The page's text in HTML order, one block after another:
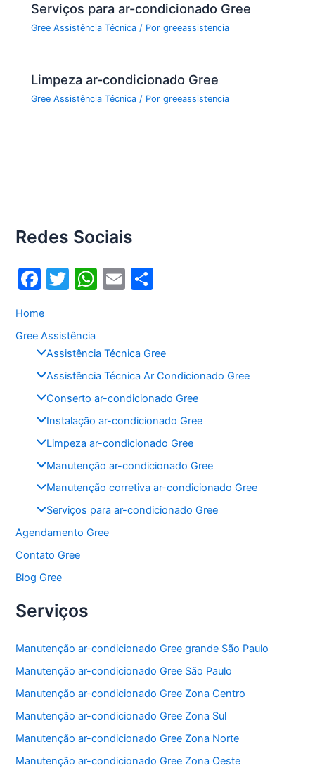
Serviços para ar-condicionado Gree
Gree Assistência Técnica / Porgreeassistencia
Limpeza ar-condicionado Gree
Gree Assistência Técnica / Porgreeassistencia
Redes Sociais
F
c
e
b
o
o
k
T
itt
er
W
s
A
p
p
E
l
e
Home
Gree Assistência
Assistência Técnica Gree
Assistência Técnica Ar Condicionado Gree
Conserto ar-condicionado Gree
Instalação ar-condicionado Gree
Limpeza ar-condicionado Gree
Manutenção ar-condicionado Gree
Manutenção corretiva ar-condicionado Gree
Serviços para ar-condicionado Gree
Agendamento Gree
Contato Gree
Blog Gree
Serviços
Manutenção ar-condicionado Gree grande São Paulo
Manutenção ar-condicionado Gree São Paulo
Manutenção ar-condicionado Gree Zona Centro
Manutenção ar-condicionado Gree Zona Sul
Manutenção ar-condicionado Gree Zona Norte
Manutenção ar-condicionado Gree Zona Oeste